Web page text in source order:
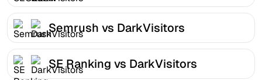
Semrush vs DarkVisitors
SE Ranking vs DarkVisitors